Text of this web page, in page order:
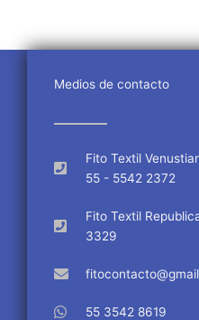
Medios de contacto
Fito Textil
55 - 5542 2372
Fito Textil
3329
55 3542 8619